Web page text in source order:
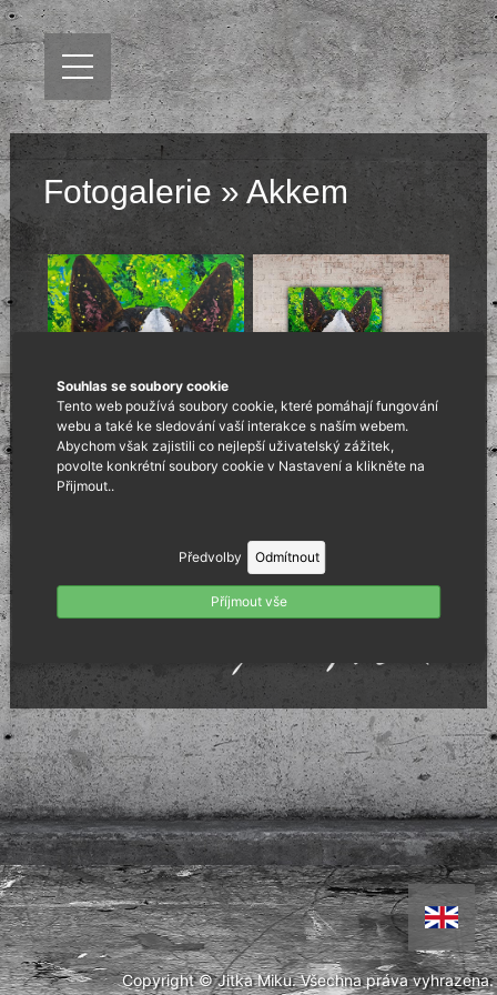
Souhlas se soubory cookie
Tento web používá soubory cookie, které pomáhají fungování
webu a také ke sledování vaší interakce s naším webem.
Abychom však zajistili co nejlepší uživatelský zážitek,
povolte konkrétní soubory cookie v Nastavení a klikněte na
Přijmout..
Předvolby Odmítnout
Příjmout vše
Copyright © Jitka Miku. Všechna práva vyhrazena.
Fotogalerie» Akkem